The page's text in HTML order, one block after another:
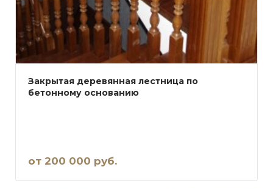
Закрытая деревянная лестница по
бетонному основанию
от 200 000 руб.